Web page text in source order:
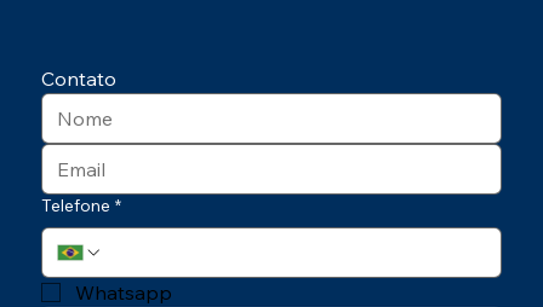
Contato
Telefone *
Whatsapp